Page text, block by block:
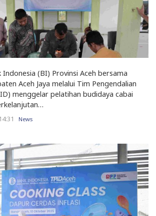
Indonesia (BI) Provinsi Aceh bersama
Aceh Jaya melalui Tim Pengendalian
menggelar pelatihan budidaya cabai
News